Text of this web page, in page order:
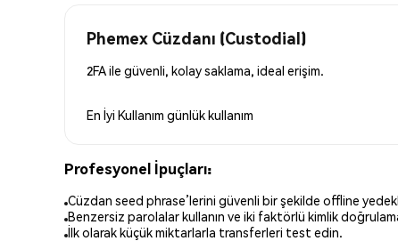
Phemex Cüzdanı (Custodial)
2FA ile güvenli, kolay saklama, ideal erişim.
En İyi Kullanım günlük kullanım
Profesyonel İpuçları:
Cüzdan seed phrase’lerini güvenli bir şekilde offline
Benzersiz parolalar kullanın ve iki faktörlü kimlik
İlk olarak küçük miktarlarla transferleri test edin.